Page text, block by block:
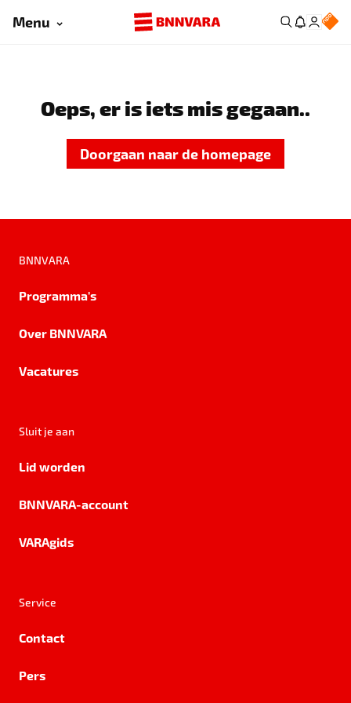
Menu
Oeps, er is iets mis gegaan..
Doorgaan naar de homepage
BNNVARA
Programma's
Over BNNVARA
Vacatures
Sluit je aan
Lid worden
BNNVARA-account
VARAgids
Service
Contact
Pers